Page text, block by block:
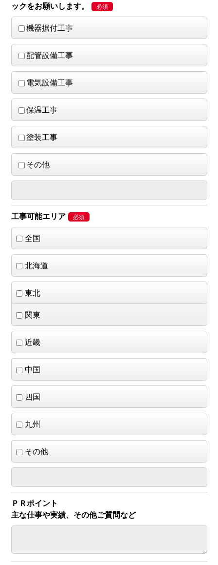
ックをお願いします。
機器据付工事
配管設備工事
電気設備工事
保温工事
塗装工事
その他
工事可能エリア
全国
北海道
東北
関東
近畿
中国
四国
九州
その他
ＰＲポイント
主な仕事や実績、その他ご質問など